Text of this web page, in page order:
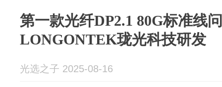
第一款光纤DP2.1 80G标准线
LONGONTEK珑光科技研发
光选之子 2025-08-16